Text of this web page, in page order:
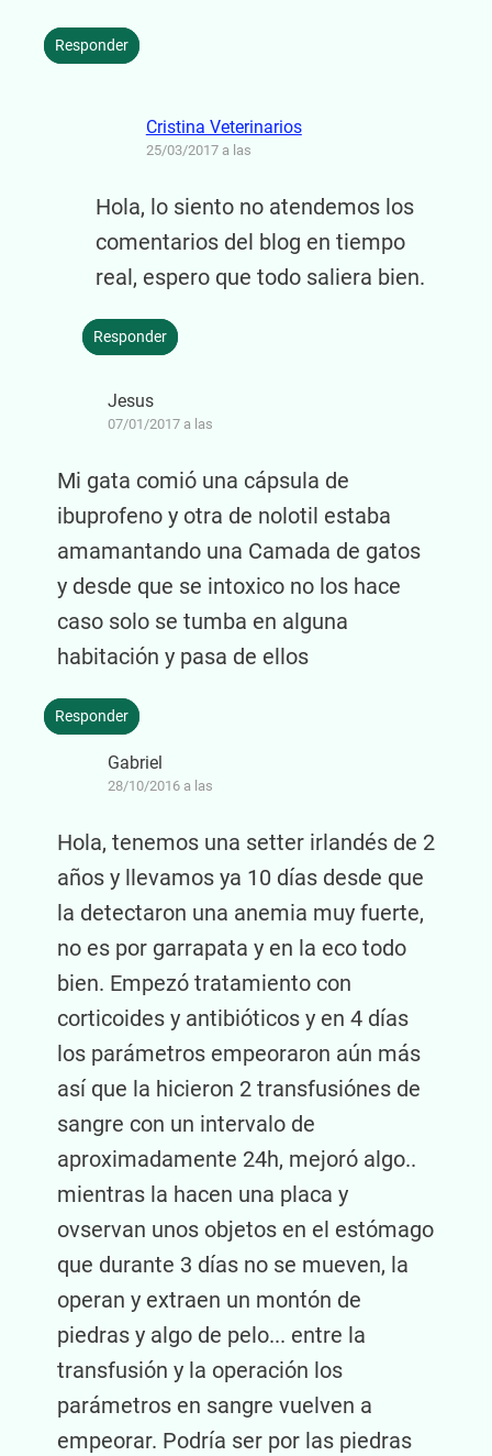
Responder
Cristina Veterinarios
25/03/2017 a las
Hola, lo siento no atendemos los
comentarios del blog en tiempo
real, espero que todo saliera bien.
Responder
Jesus
07/01/2017 a las
Mi gata comió una cápsula de
ibuprofeno y otra de nolotil estaba
amamantando una Camada de gatos
y desde que se intoxico no los hace
caso solo se tumba en alguna
habitación y pasa de ellos
Responder
Gabriel
28/10/2016 a las
Hola, tenemos una setter irlandés de 2
años y llevamos ya 10 días desde que
la detectaron una anemia muy fuerte,
no es por garrapata y en la eco todo
bien. Empezó tratamiento con
corticoides y antibióticos y en 4 días
los parámetros empeoraron aún más
así que la hicieron 2 transfusiónes de
sangre con un intervalo de
aproximadamente 24h, mejoró algo..
mientras la hacen una placa y
ovservan unos objetos en el estómago
que durante 3 días no se mueven, la
operan y extraen un montón de
piedras y algo de pelo... entre la
transfusión y la operación los
parámetros en sangre vuelven a
empeorar. Podría ser por las piedras